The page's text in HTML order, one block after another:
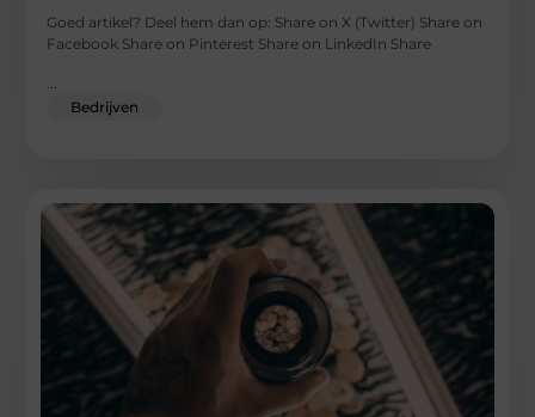
Goed artikel? Deel hem dan op: Share on X (Twitter) Share on
Facebook Share on Pinterest Share on LinkedIn Share
Bedrijven